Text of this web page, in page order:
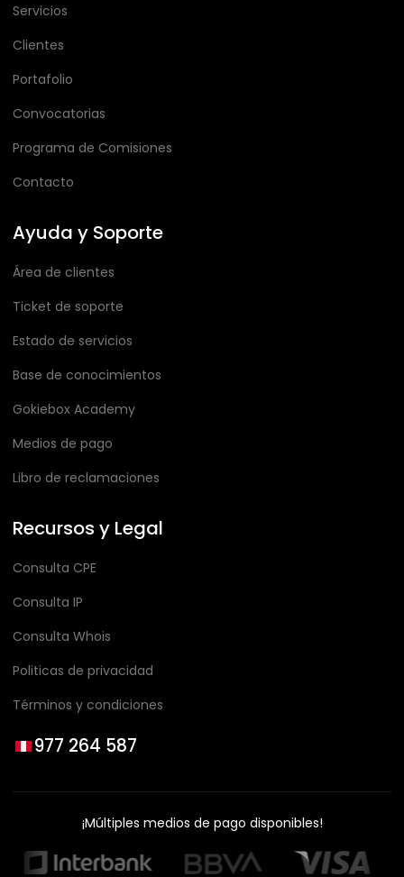
Servicios
Clientes
Portafolio
Convocatorias
Programa de Comisiones
Contacto
Ayuda y Soporte
Área de clientes
Ticket de soporte
Estado de servicios
Base de conocimientos
Gokiebox Academy
Medios de pago
Libro de reclamaciones
Recursos y Legal
Consulta CPE
Consulta IP
Consulta Whois
Politicas de privacidad
Términos y condiciones
977 264 587
¡Múltiples medios de pago disponibles!